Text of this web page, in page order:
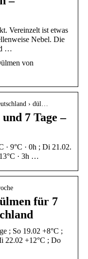
Vereinzelt ist etwas
Nebel. Die
…
von
› dül…
7 Tage –
· 9°C · 0h ; Di 21.02.
· 3h …
für 7
; So 19.02 +8°C ;
22.02 +12°C ; Do